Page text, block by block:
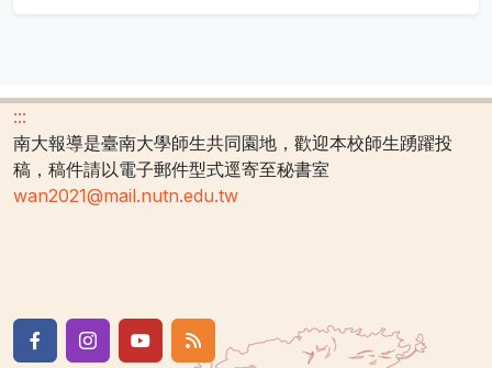
:::
南大報導是臺南大學師生共同園地，歡迎本校師生踴躍投
稿，稿件請以電子郵件型式逕寄至秘書室
wan2021@mail.nutn.edu.tw